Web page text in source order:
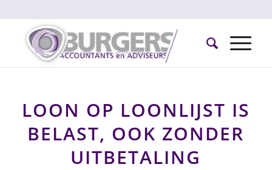
LOON OP LOONLIJST IS
BELAST, OOK ZONDER
UITBETALING